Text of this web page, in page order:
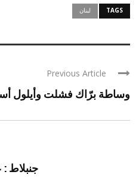
TAGS لبنان
Previous Article
وساطة برّاك فشلت وأيلول
جنبلاط :